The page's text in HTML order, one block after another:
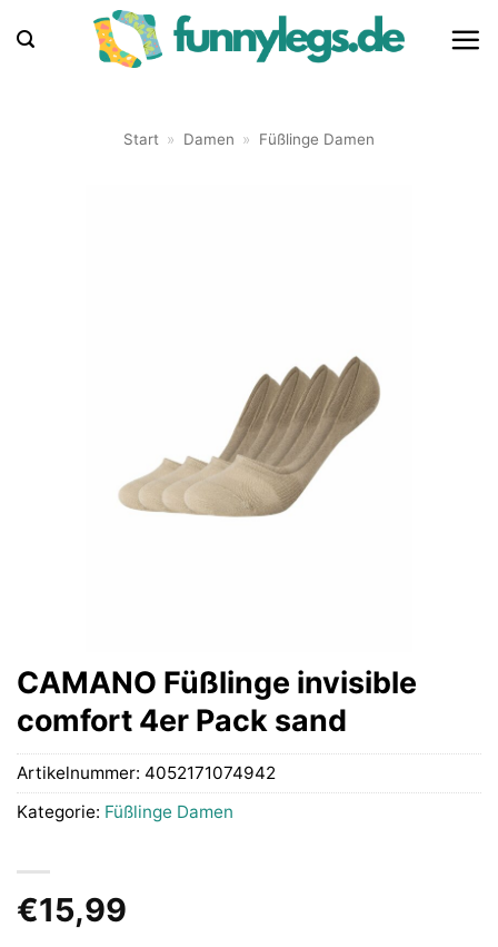
Inhalt
Start » Damen » Füßlinge Damen
CAMANO Füßlinge invisible
comfort 4er Pack sand
€15,99
Artikelnummer: 4052171074942
Kategorie: Füßlinge Damen